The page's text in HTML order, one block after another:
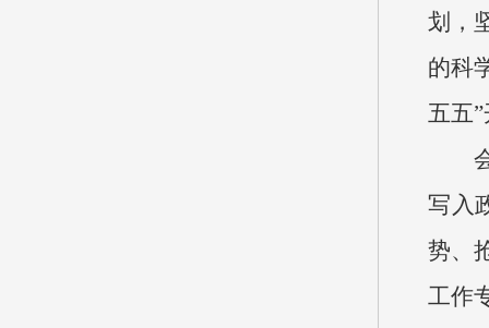
划，
的科
五五
写入
势、
工作